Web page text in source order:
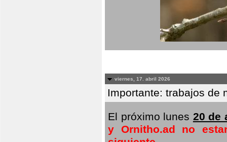
viernes, 17. abril 2026
Importante: trabajos de
El próximo lunes 20 de
y Ornitho.ad no